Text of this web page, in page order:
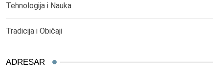
Tehnologija i Nauka
Tradicija i Običaji
ADRESAR